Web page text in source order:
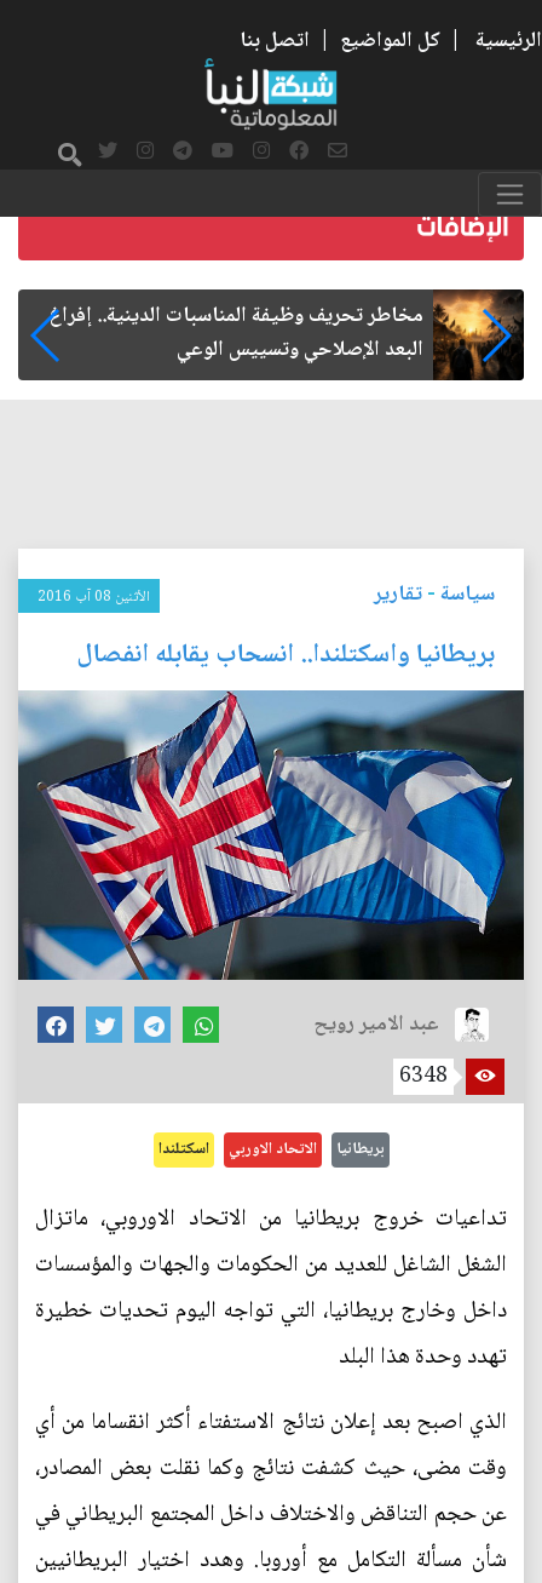
الرئيسية | كل المواضيع | اتصل بنا
زيارة الأربعين.. من الفاعلية المجتمعية إلى المواطنة
الفاعلة
سياسة-تقارير الأثنين 08 آب 2016
بريطانيا واسكتلندا.. انسحاب يقابله انفصال
عبد الامير رويح
6348
بريطانيا الاتحاد الاوربي اسكتلندا
تداعيات خروج بريطانيا من الاتحاد الاوروبي، ماتزال
الشغل الشاغل للعديد من الحكومات والجهات والمؤسسات
داخل وخارج بريطانيا، التي تواجه اليوم تحديات خطيرة
تهدد وحدة هذا البلد
الذي اصبح بعد إعلان نتائج الاستفتاء أكثر انقساما من أي
وقت مضى، حيث كشفت نتائج وكما نقلت بعض المصادر،
عن حجم التناقض والاختلاف داخل المجتمع البريطاني في
شأن مسألة التكامل مع أوروبا. وهدد اختيار البريطانيين